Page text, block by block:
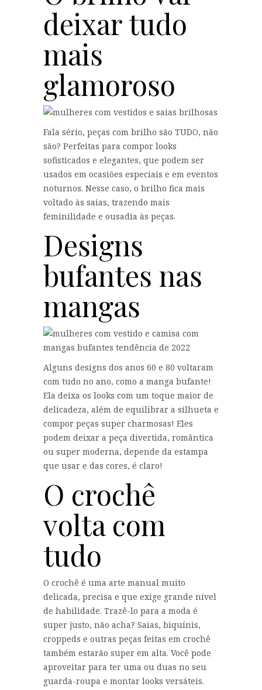
deixar tudo
mais
glamoroso
Fala sério, peças com brilho são TUDO, não
são? Perfeitas para compor looks
sofisticados e elegantes, que podem ser
usados em ocasiões especiais e em eventos
noturnos. Nesse caso, o brilho fica mais
voltado às saias, trazendo mais
feminilidade e ousadia às peças.
Designs
bufantes nas
mangas
Alguns designs dos anos 60 e 80 voltaram
com tudo no ano, como a manga bufante!
Ela deixa os looks com um toque maior de
delicadeza, além de equilibrar a silhueta e
compor peças super charmosas! Eles
podem deixar a peça divertida, romântica
ou super moderna, depende da estampa
que usar e das cores, é claro!
O crochê
volta com
tudo
O crochê é uma arte manual muito
delicada, precisa e que exige grande nível
de habilidade. Trazê-lo para a moda é
super justo, não acha? Saias, biquínis,
croppeds e outras peças feitas em crochê
também estarão super em alta. Você pode
aproveitar para ter uma ou duas no seu
guarda-roupa e montar looks versáteis.